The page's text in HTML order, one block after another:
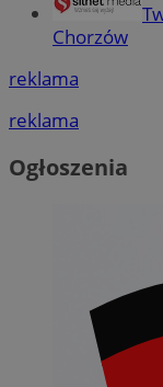
Chorzów
reklama
reklama
Ogłoszenia